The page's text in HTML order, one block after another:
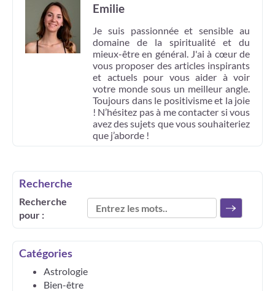
Emilie
Je suis passionnée et sensible au
domaine de la spiritualité et du
mieux-être en général. J'ai à cœur de
vous proposer des articles inspirants
et actuels pour vous aider à voir
votre monde sous un meilleur angle.
Toujours dans le positivisme et la joie
! N’hésitez pas à me contacter si vous
avez des sujets que vous souhaiteriez
que j’aborde !
Recherche
Recherche
pour :
Catégories
Astrologie
Bien-être